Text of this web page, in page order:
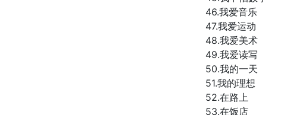
46.我爱音乐
47.我爱运动
48.我爱美术
49.我爱读写
50.我的一天
51.我的理想
52.在路上
53.在饭店